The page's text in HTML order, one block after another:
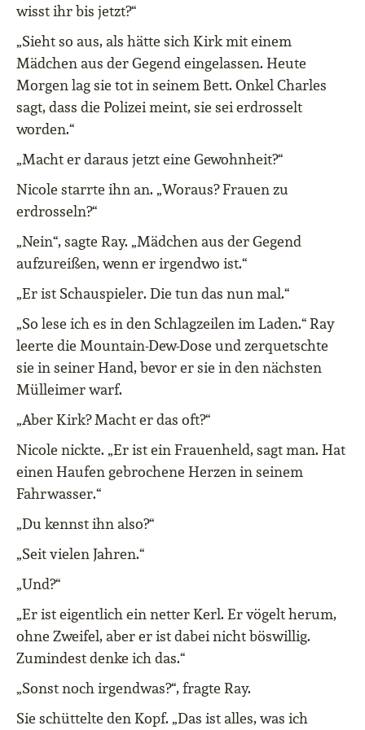
wisst ihr bis jetzt?“
„Sieht so aus, als hätte sich Kirk mit einem
Mädchen aus der Gegend eingelassen. Heute
Morgen lag sie tot in seinem Bett. Onkel Charles
sagt, dass die Polizei meint, sie sei erdrosselt
worden.“
„Macht er daraus jetzt eine Gewohnheit?“
Nicole starrte ihn an. „Woraus? Frauen zu
erdrosseln?“
„Nein“, sagte Ray. „Mädchen aus der Gegend
aufzureißen, wenn er irgendwo ist.“
„Er ist Schauspieler. Die tun das nun mal.“
„So lese ich es in den Schlagzeilen im Laden.“ Ray
leerte die Mountain-Dew-Dose und zerquetschte
sie in seiner Hand, bevor er sie in den nächsten
Mülleimer warf.
„Aber Kirk? Macht er das oft?“
Nicole nickte. „Er ist ein Frauenheld, sagt man. Hat
einen Haufen gebrochene Herzen in seinem
Fahrwasser.“
„Du kennst ihn also?“
„Seit vielen Jahren.“
„Und?“
„Er ist eigentlich ein netter Kerl. Er vögelt herum,
ohne Zweifel, aber er ist dabei nicht böswillig.
Zumindest denke ich das.“
„Sonst noch irgendwas?“, fragte Ray.
Sie schüttelte den Kopf. „Das ist alles, was ich